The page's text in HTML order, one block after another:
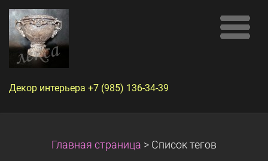
Декор интерьера +7 (985) 136-34-39
Главная страница > Список тегов